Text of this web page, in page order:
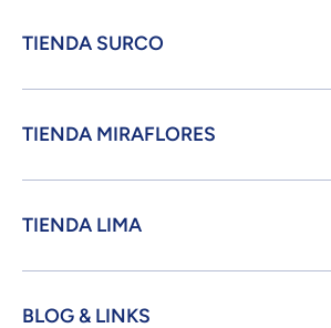
TIENDA SURCO
TIENDA MIRAFLORES
TIENDA LIMA
BLOG & LINKS